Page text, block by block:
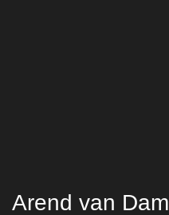
Arend van Dam